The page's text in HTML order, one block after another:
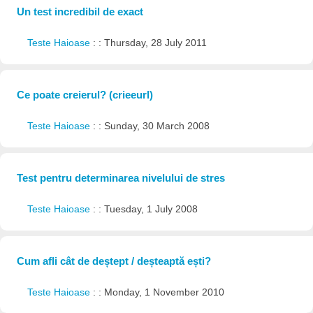
Un test incredibil de exact
Teste Haioase : : Thursday, 28 July 2011
Ce poate creierul? (crieeurl)
Teste Haioase : : Sunday, 30 March 2008
Test pentru determinarea nivelului de stres
Teste Haioase : : Tuesday, 1 July 2008
Cum afli cât de deștept / deșteaptă ești?
Teste Haioase : : Monday, 1 November 2010